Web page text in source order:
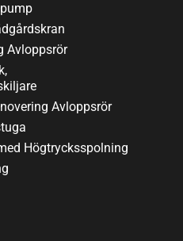
Avloppsrör
Avloppsrör
Högtrycksspolning